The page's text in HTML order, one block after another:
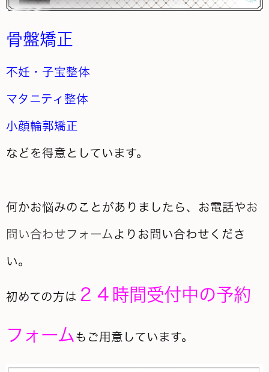
骨盤矯正
不妊・子宝整体
マタニティ整体
小顔輪郭矯正
などを得意としています。
何かお悩みのことがありましたら、お電話や お
問い合わせフォーム よりお問い合わせくださ
い。
初めての方は ２４時間受付中の予約
フォーム もご用意しています。